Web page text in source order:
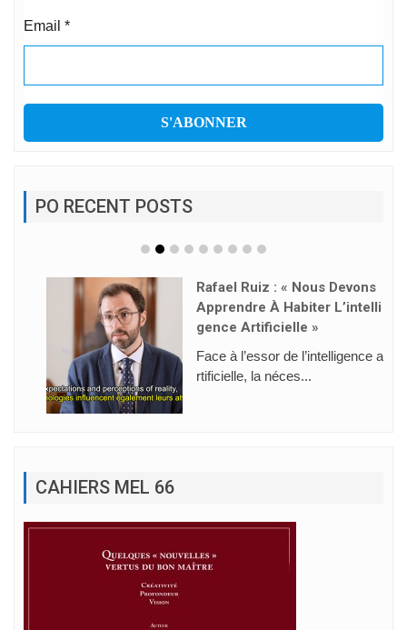
Email *
PO RECENT POSTS
Rafael Ruiz : « Nous Devons
Apprendre À Habiter L’intelli
Gence Artificielle »
Face à l’essor de l’intelligence a
rtificielle, la néces...
CAHIERS MEL 66